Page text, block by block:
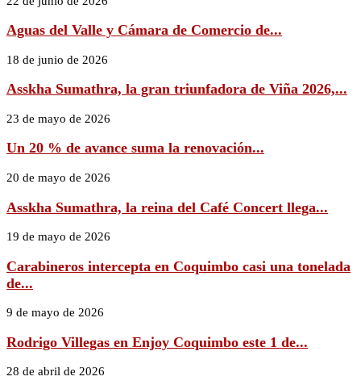
Aguas del Valle y Cámara de Comercio de...
18 de junio de 2026
Asskha Sumathra, la gran triunfadora de Viña 2026,...
23 de mayo de 2026
Un 20 % de avance suma la renovación...
20 de mayo de 2026
Asskha Sumathra, la reina del Café Concert llega...
19 de mayo de 2026
Carabineros intercepta en Coquimbo casi una tonelada
de...
9 de mayo de 2026
Rodrigo Villegas en Enjoy Coquimbo este 1 de...
28 de abril de 2026